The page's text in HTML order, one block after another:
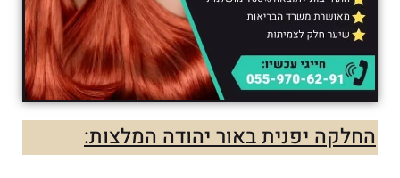
החלקה יפנית באור יהודה המלצות: